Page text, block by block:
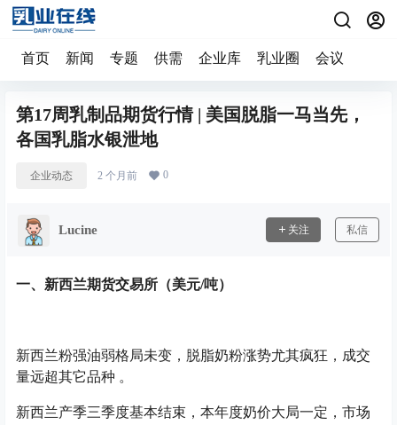
首页 新闻 专题 供需 企业库 乳业圈 会议
第17周乳制品期货行情 | 美国脱脂一马当先，
各国乳脂水银泄地
企业动态 2 个月前 0
Lucine 关注 私信
一、新西兰期货交易所（美元/吨）
新西兰粉强油弱格局未变，脱脂奶粉涨势尤其疯狂，成交
量远超其它品种 。
新西兰产季三季度基本结束，本年度奶价大局一定，市场